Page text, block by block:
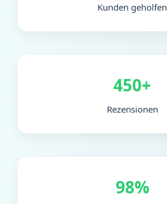
Kunden geholfen
450+
Rezensionen
98%